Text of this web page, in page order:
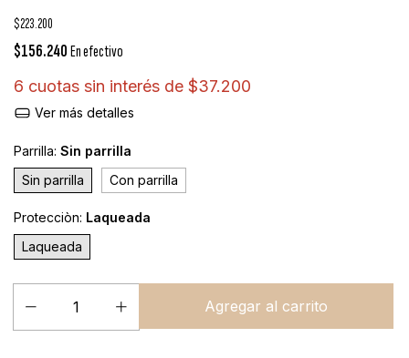
$223.200
$156.240En efectivo
6 cuotas sin interés de $37.200
Ver más detalles
Parrilla: Sin parrilla
Sin parrilla
Con parrilla
Protecciòn: Laqueada
Laqueada